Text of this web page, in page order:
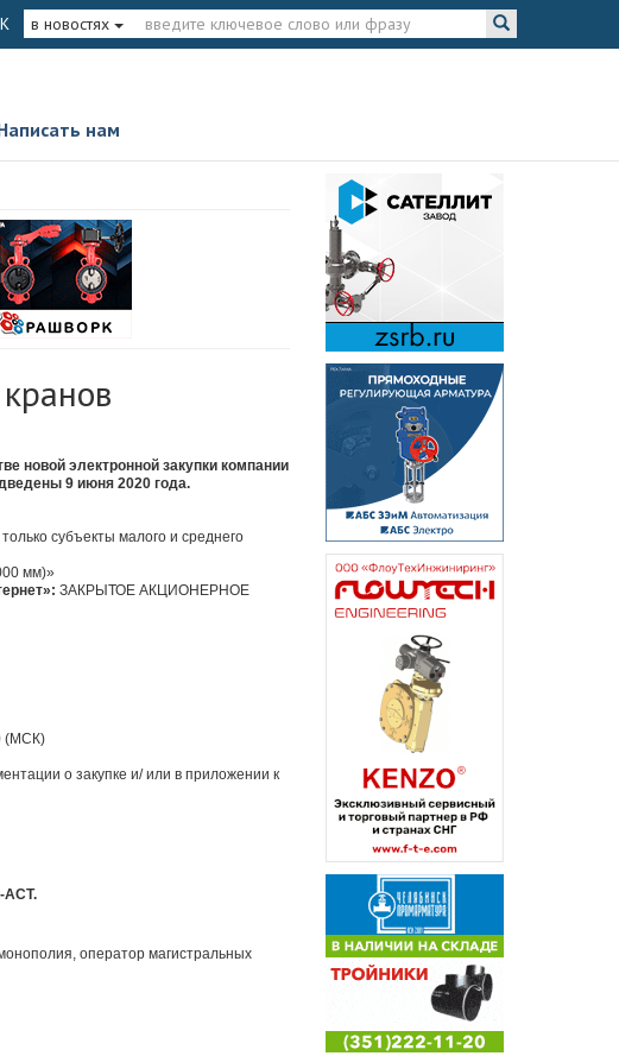
в новостях
нам
новой электронной закупки компании
9 июня 2020 года.
субъекты малого и среднего
мм)»
ЗАКРЫТОЕ АКЦИОНЕРНОЕ
(МСК)
о закупке и/ или в приложении к
АСТ.
оператор магистральных